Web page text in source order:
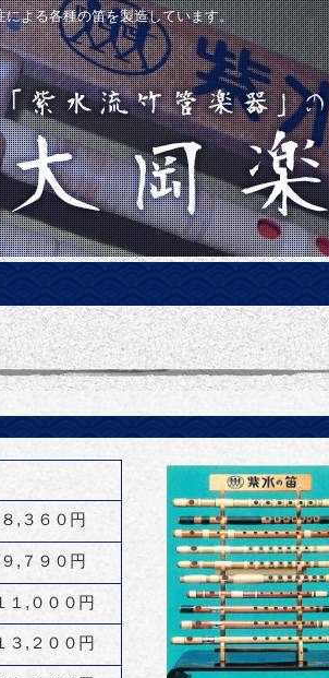
よる各種の笛を製造しています。
８,３６０円
９,７９０円
１,０００円
３,２００円